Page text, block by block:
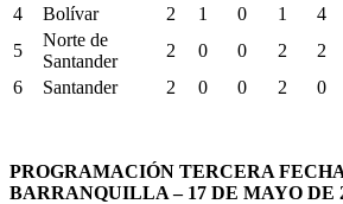
4
Bolívar 2 1 0 1 4
5
Norte de
Santander
2 0 0 2 2
6
Santander 2 0 0 2 0
PROGRAMACIÓN TERCERA
BARRANQUILLA – 17 DE MAYO DE